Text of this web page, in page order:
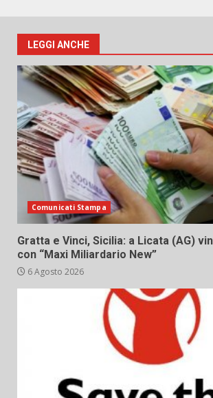
LEGGI ANCHE
Comunicati Stampa
Gratta e Vinci, Sicilia: a Licata (AG)
con “Maxi Miliardario New”
6 Agosto 2026